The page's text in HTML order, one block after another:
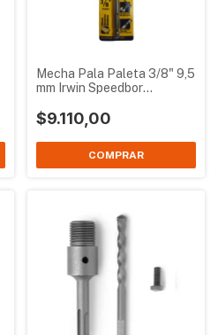
Mecha Pala Paleta 3/8" 9,5
mm Irwin Speedbor
$9.110,00